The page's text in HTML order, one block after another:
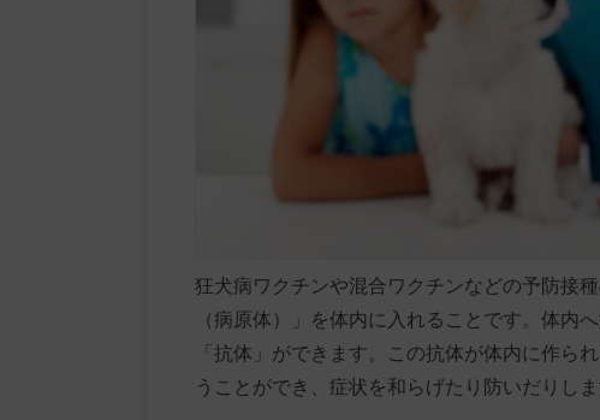
狂犬病ワクチンや混合ワクチンなどの予防接
（病原体）」を体内に入れることです。体内
「抗体」ができます。この抗体が体内に作ら
うことができ、症状を和らげたり防いだりしま